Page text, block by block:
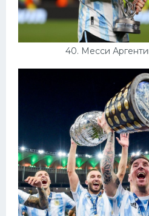
40. Месси